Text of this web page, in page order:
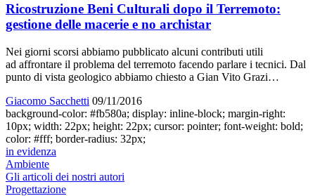
Ricostruzione Beni Culturali dopo il Terremoto:
gestione delle macerie e no archistar
Nei giorni scorsi abbiamo pubblicato alcuni contributi utili
ad affrontare il problema del terremoto facendo parlare i tecnici. Dal
punto di vista geologico abbiamo chiesto a Gian Vito Grazi…
Giacomo Sacchetti 09/11/2016
background-color: #fb580a; display: inline-block; margin-right:
10px; width: 22px; height: 22px; cursor: pointer; font-weight: bold;
color: #fff; border-radius: 32px;
in evidenza
Ambiente
Gli articoli dei nostri autori
Progettazione